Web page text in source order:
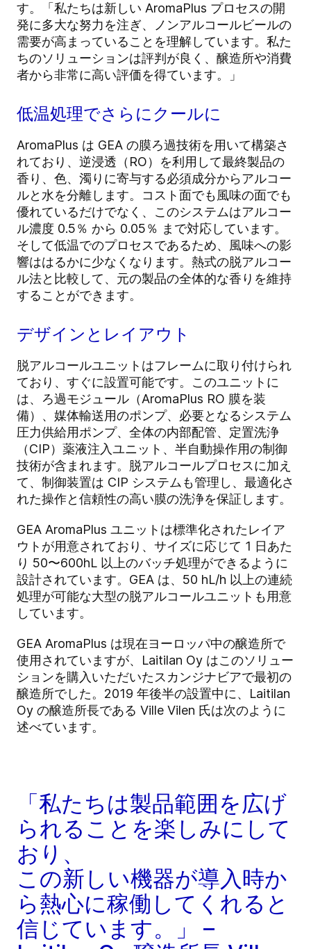
す。「私たちは新しい AromaPlus プロセスの開
発に多大な努力を注ぎ、ノンアルコールビールの
需要が高まっていることを理解しています。私た
ちのソリューションは評判が良く、醸造所や消費
者から非常に高い評価を得ています。」
低温処理でさらにクールに
AromaPlus は GEA の膜ろ過技術を用いて構築さ
れており、逆浸透（RO）を利用して最終製品の
香り、色、濁りに寄与する必須成分からアルコー
ルと水を分離します。コスト面でも風味の面でも
優れているだけでなく、このシステムはアルコー
ル濃度 0.5％ から 0.05％ まで対応しています。
そして低温でのプロセスであるため、風味への影
響ははるかに少なくなります。熱式の脱アルコー
ル法と比較して、元の製品の全体的な香りを維持
することができます。
デザインとレイアウト
脱アルコールユニットはフレームに取り付けられ
ており、すぐに設置可能です。このユニットに
は、ろ過モジュール（AromaPlus RO 膜を装
備）、媒体輸送用のポンプ、必要となるシステム
圧力供給用ポンプ、全体の内部配管、定置洗浄
（CIP）薬液注入ユニット、半自動操作用の制御
技術が含まれます。脱アルコールプロセスに加え
て、制御装置は CIP システムも管理し、最適化さ
れた操作と信頼性の高い膜の洗浄を保証します。
GEA AromaPlus ユニットは標準化されたレイア
ウトが用意されており、サイズに応じて 1 日あた
り 50〜600hL 以上のバッチ処理ができるように
設計されています。GEA は、50 hL/h 以上の連続
処理が可能な大型の脱アルコールユニットも用意
しています。
GEA AromaPlus は現在ヨーロッパ中の醸造所で
使用されていますが、Laitilan Oy はこのソリュー
ションを購入いただいたスカンジナビアで最初の
醸造所でした。2019 年後半の設置中に、Laitilan
Oy の醸造所長である Ville Vilen 氏は次のように
述べています。
「私たちは製品範囲を広げ
られることを楽しみにして
おり、
この新しい機器が導入時か
ら熱心に稼働してくれると
信じています。」 –